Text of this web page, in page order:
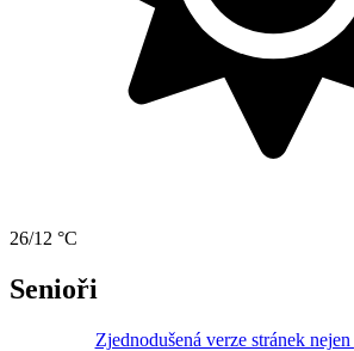
26/12 °C
Senioři
Zjednodušená verze stránek